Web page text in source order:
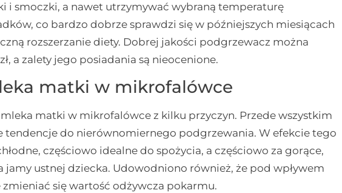
i smoczki, a nawet utrzymywać wybraną temperaturę
co bardzo dobrze sprawdzi się w późniejszych miesiącach
rozszerzanie diety. Dobrej jakości podgrzewacz można
a zalety jego posiadania są nieocenione.
matki w mikrofalówce
matki w mikrofalówce z kilku przyczyn. Przede wszystkim
tendencje do nierównomiernego podgrzewania. W efekcie tego
częściowo idealne do spożycia, a częściowo za gorące,
jamy ustnej dziecka. Udowodniono również, że pod wpływem
się wartość odżywcza pokarmu.